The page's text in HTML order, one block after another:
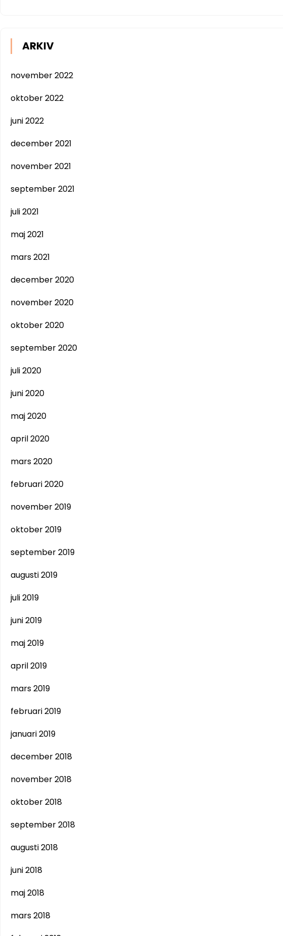
ARKIV
november 2022
oktober 2022
juni 2022
december 2021
november 2021
september 2021
juli 2021
maj 2021
mars 2021
december 2020
november 2020
oktober 2020
september 2020
juli 2020
juni 2020
maj 2020
april 2020
mars 2020
februari 2020
november 2019
oktober 2019
september 2019
augusti 2019
juli 2019
juni 2019
maj 2019
april 2019
mars 2019
februari 2019
januari 2019
december 2018
november 2018
oktober 2018
september 2018
augusti 2018
juni 2018
maj 2018
mars 2018